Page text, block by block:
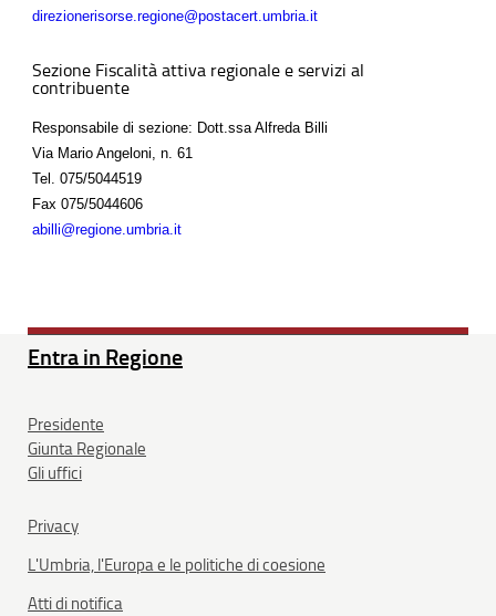
direzionerisorse.regione@postacert.umbria.it
Sezione Fiscalità attiva regionale e servizi al
contribuente
Responsabile di sezione: Dott.ssa Alfreda Billi
Via Mario Angeloni, n. 61
Tel.
075/5044519
Fax 075/5044606
abilli@regione.umbria.it
Entra in Regione
Presidente
Giunta Regionale
Gli uffici
Privacy
L'Umbria, l'Europa e le politiche di coesione
Atti di notifica